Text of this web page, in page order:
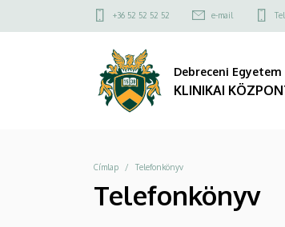
Telefonkönyv
KLINIKAI
KÖZPONT
a
Felső
menü
+36 52 52 52 52 e-mail
Debreceni Egyetem
KLINIKAI
Morzsa
Címlap Telefonkönyv
Telefonkönyv